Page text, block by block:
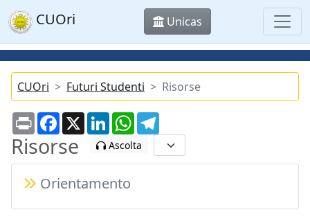
CUOri Unicas
CUOri Futuri Studenti Risorse
PrintFacebook
X LinkedInWhatsApp
Risorse Ascolta
Orientamento